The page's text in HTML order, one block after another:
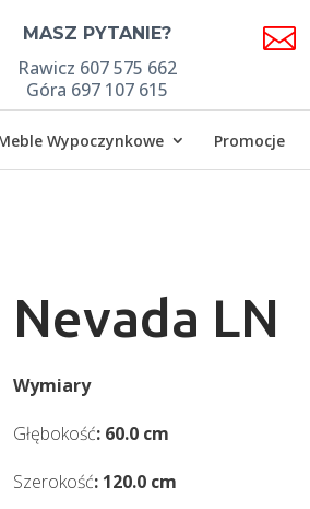
MASZ PYTANIE?
Rawicz 607 575 662
Góra 697 107 615

Wypoczynkowe Promocje
Nevada LN
Wymiary
Głębokość: 60.0 cm
Szerokość: 120.0 cm